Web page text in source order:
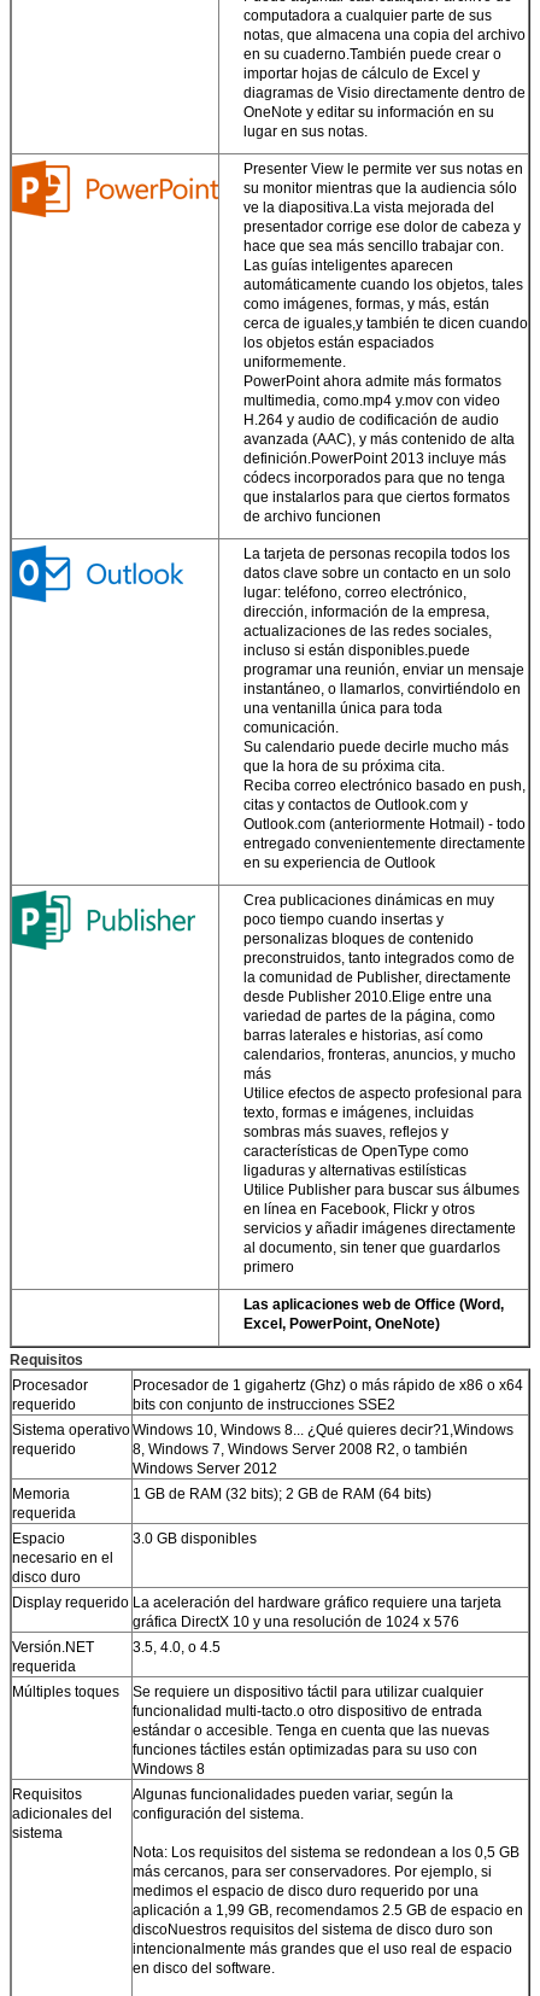
PRESENTACIóN
retome su trabajo
justo donde lo dejó.
Almacenar archivos
en la nube. Office
guarda sus
documentos en
sus notas, fotos y
archivos siempre
sean accesibles.
computadora a cualquier parte de sus
notas, que almacena una copia del archivo
en su cuaderno.También puede crear o
importar hojas de cálculo de Excel y
diagramas de Visio directamente dentro de
OneNote y editar su información en su
lugar en sus notas.
Presenter View le permite ver sus notas en
su monitor mientras que la audiencia sólo
ve la diapositiva.La vista mejorada del
presentador corrige ese dolor de cabeza y
hace que sea más sencillo trabajar con.
Las guías inteligentes aparecen
automáticamente cuando los objetos, tales
como imágenes, formas, y más, están
cerca de iguales,y también te dicen cuando
los objetos están espaciados
uniformemente.
PowerPoint ahora admite más formatos
multimedia, como.mp4 y.mov con video
H.264 y audio de codificación de audio
avanzada (AAC), y más contenido de alta
definición.PowerPoint 2013 incluye más
códecs incorporados para que no tenga
que instalarlos para que ciertos formatos
de archivo funcionen
La tarjeta de personas recopila todos los
datos clave sobre un contacto en un solo
lugar: teléfono, correo electrónico,
dirección, información de la empresa,
actualizaciones de las redes sociales,
incluso si están disponibles.puede
programar una reunión, enviar un mensaje
instantáneo, o llamarlos, convirtiéndolo en
una ventanilla única para toda
comunicación.
Su calendario puede decirle mucho más
que la hora de su próxima cita.
Reciba correo electrónico basado en push,
citas y contactos de Outlook.com y
Outlook.com (anteriormente Hotmail) - todo
entregado convenientemente directamente
en su experiencia de Outlook
Crea publicaciones dinámicas en muy
poco tiempo cuando insertas y
personalizas bloques de contenido
preconstruidos, tanto integrados como de
la comunidad de Publisher, directamente
desde Publisher 2010.Elige entre una
variedad de partes de la página, como
barras laterales e historias, así como
calendarios, fronteras, anuncios, y mucho
más
Utilice efectos de aspecto profesional para
texto, formas e imágenes, incluidas
sombras más suaves, reflejos y
características de OpenType como
ligaduras y alternativas estilísticas
Utilice Publisher para buscar sus álbumes
en línea en Facebook, Flickr y otros
servicios y añadir imágenes directamente
al documento, sin tener que guardarlos
primero
Las aplicaciones web de Office (Word,
Excel, PowerPoint, OneNote)
Requisitos
Procesador
requerido
Procesador de 1 gigahertz (Ghz) o más rápido de x86 o x64
bits con conjunto de instrucciones SSE2
Sistema operativo
requerido
Windows 10, Windows 8... ¿Qué quieres decir?1,Windows
8, Windows 7, Windows Server 2008 R2, o también
Windows Server 2012
Memoria
requerida
1 GB de RAM (32 bits); 2 GB de RAM (64 bits)
Espacio
necesario en el
disco duro
3.0 GB disponibles
Display requerido La aceleración del hardware gráfico requiere una tarjeta
gráfica DirectX 10 y una resolución de 1024 x 576
Versión.NET
requerida
3.5, 4.0, o 4.5
Múltiples toques
Se requiere un dispositivo táctil para utilizar cualquier
funcionalidad multi-tacto.o otro dispositivo de entrada
estándar o accesible. Tenga en cuenta que las nuevas
funciones táctiles están optimizadas para su uso con
Windows 8
Requisitos
adicionales del
sistema
Algunas funcionalidades pueden variar, según la
configuración del sistema.
Nota: Los requisitos del sistema se redondean a los 0,5 GB
más cercanos, para ser conservadores. Por ejemplo, si
medimos el espacio de disco duro requerido por una
aplicación a 1,99 GB, recomendamos 2.5 GB de espacio en
discoNuestros requisitos del sistema de disco duro son
intencionalmente más grandes que el uso real de espacio
en disco del software.